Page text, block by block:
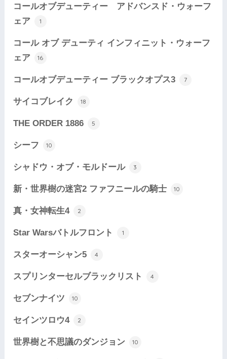
コールオブデューティー アドバンスド・ウォーフ
ェア
1
コール オブ デューティ インフィニット・ウォーフ
ェア
16
コールオブデューティー ブラックオプス3 7
サイコブレイク 18
THE ORDER 1886 5
シーフ 10
シャドウ・オブ・モルドール 3
新・世界樹の迷宮2 ファフニールの騎士 10
真・女神転生4 2
Star Warsバトルフロント 1
スターオーシャン5 4
スプリンターセルブラックリスト 4
セブンナイツ 10
セインツロウ4 2
世界樹と不思議のダンジョン 10